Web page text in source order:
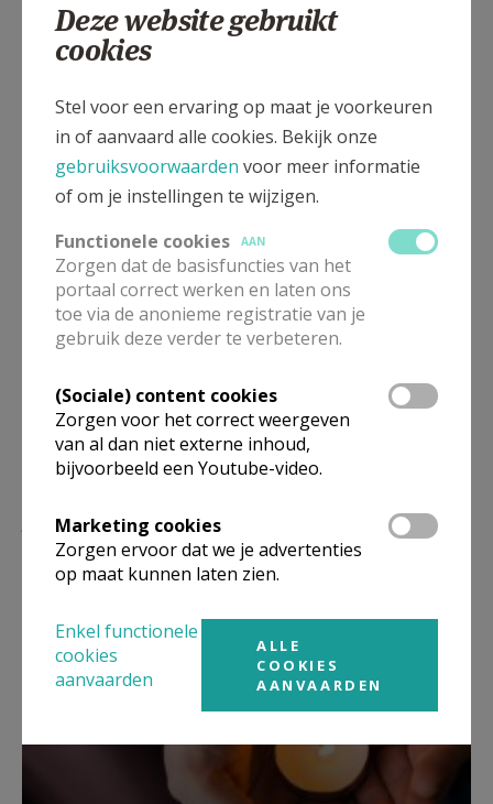
Meer
Organisatie
Deel dit artikel
Lees meer
Deze website gebruikt
cookies
Stel voor een ervaring op maat je voorkeuren
in of aanvaard alle cookies. Bekijk onze
gebruiksvoorwaarden voor meer informatie
of om je instellingen te wijzigen.
Functionele cookies
AAN
Zorgen dat de basisfuncties van het
portaal correct werken en laten ons
toe via de anonieme registratie van je
gebruik deze verder te verbeteren.
(Sociale) content cookies
Zorgen voor het correct weergeven
van al dan niet externe inhoud,
bijvoorbeeld een Youtube-video.
Marketing cookies
Zorgen ervoor dat we je advertenties
op maat kunnen laten zien.
Enkel functionele
cookies
aanvaarden
ALLE
COOKIES
AANVAARDEN